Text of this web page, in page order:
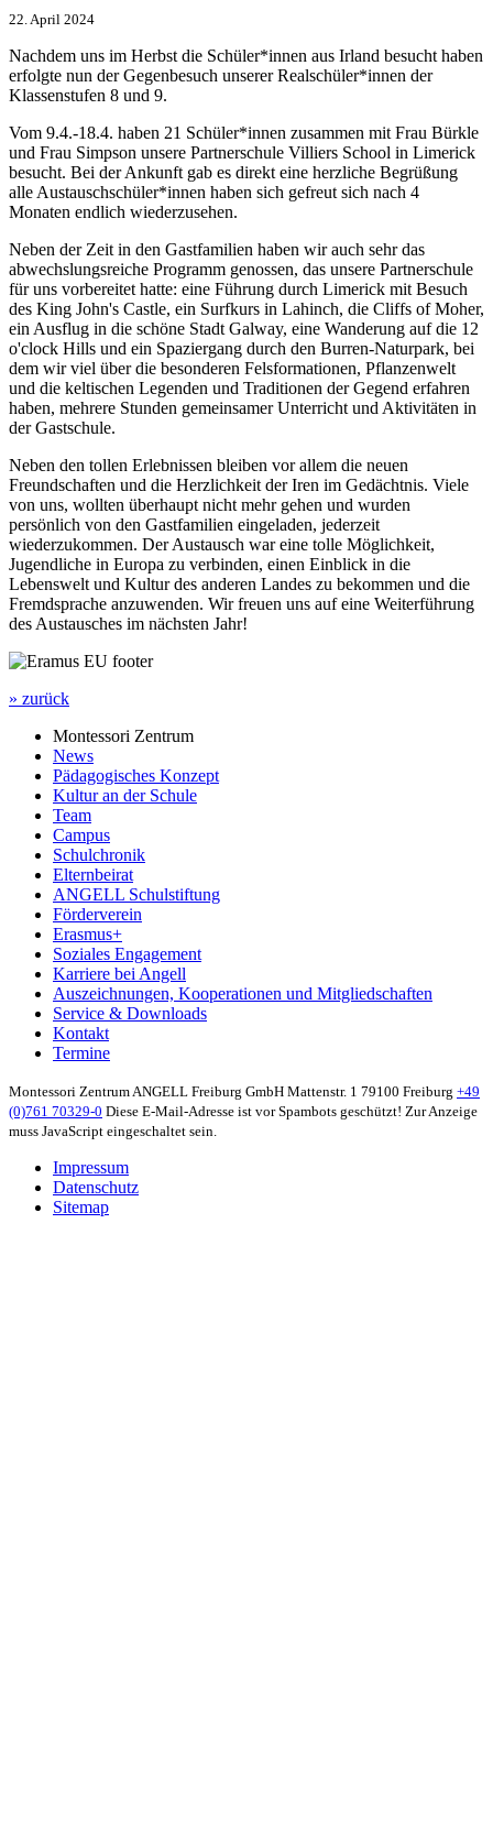
22. April 2024
Nachdem uns im Herbst die Schüler*innen aus Irland besucht haben
erfolgte nun der Gegenbesuch unserer Realschüler*innen der
Klassenstufen 8 und 9.
Vom 9.4.-18.4. haben 21 Schüler*innen zusammen mit Frau Bürkle
und Frau Simpson unsere Partnerschule Villiers School in Limerick
besucht. Bei der Ankunft gab es direkt eine herzliche Begrüßung
alle Austauschschüler*innen haben sich gefreut sich nach 4
Monaten endlich wiederzusehen.
Neben der Zeit in den Gastfamilien haben wir auch sehr das
abwechslungsreiche Programm genossen, das unsere Partnerschule
für uns vorbereitet hatte: eine Führung durch Limerick mit Besuch
des King John's Castle, ein Surfkurs in Lahinch, die Cliffs of Moher,
ein Ausflug in die schöne Stadt Galway, eine Wanderung auf die 12
o'clock Hills und ein Spaziergang durch den Burren-Naturpark, bei
dem wir viel über die besonderen Felsformationen, Pflanzenwelt
und die keltischen Legenden und Traditionen der Gegend erfahren
haben, mehrere Stunden gemeinsamer Unterricht und Aktivitäten in
der Gastschule.
Neben den tollen Erlebnissen bleiben vor allem die neuen
Freundschaften und die Herzlichkeit der Iren im Gedächtnis. Viele
von uns, wollten überhaupt nicht mehr gehen und wurden
persönlich von den Gastfamilien eingeladen, jederzeit
wiederzukommen. Der Austausch war eine tolle Möglichkeit,
Jugendliche in Europa zu verbinden, einen Einblick in die
Lebenswelt und Kultur des anderen Landes zu bekommen und die
Fremdsprache anzuwenden. Wir freuen uns auf eine Weiterführung
des Austausches im nächsten Jahr!
» zurück
Montessori Zentrum
News
Pädagogisches Konzept
Kultur an der Schule
Team
Campus
Schulchronik
Elternbeirat
ANGELL Schulstiftung
Förderverein
Erasmus+
Soziales Engagement
Karriere bei Angell
Auszeichnungen, Kooperationen und Mitgliedschaften
Service & Downloads
Kontakt
Termine
Montessori Zentrum ANGELL Freiburg GmbH Mattenstr. 1 79100 Freiburg +49
(0)761 70329-0 Diese E-Mail-Adresse ist vor Spambots geschützt! Zur Anzeige
muss JavaScript eingeschaltet sein.
Impressum
Datenschutz
Sitemap